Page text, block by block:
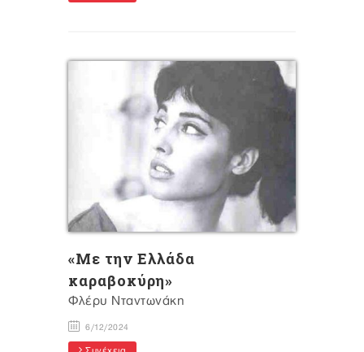
«Με την Ελλάδα
καραβοκύρη»
Φλέρυ Νταντωνάκη
6/12/2024